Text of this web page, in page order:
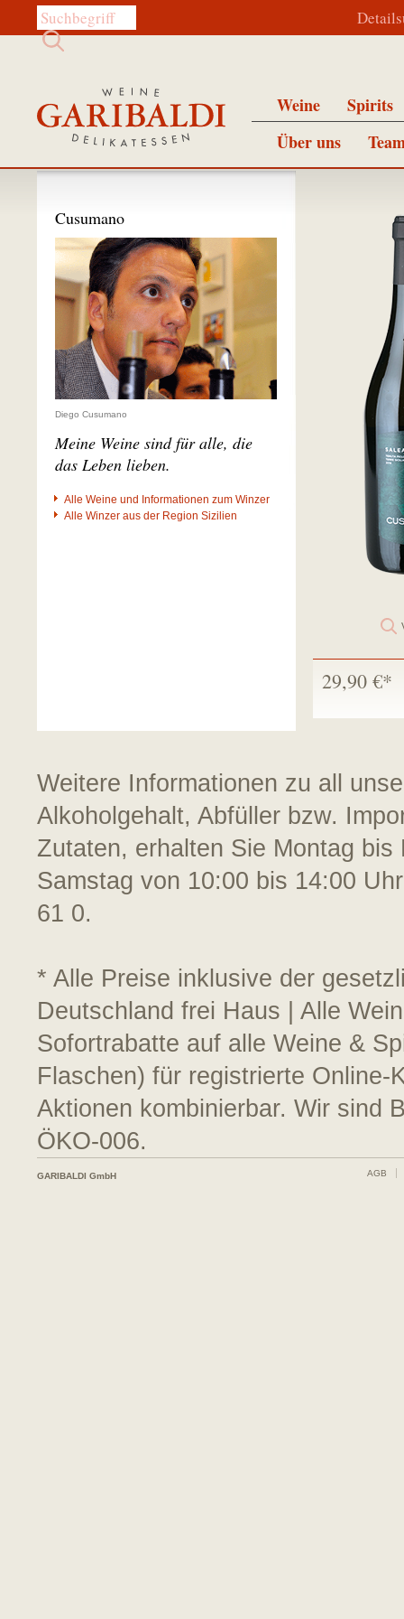
Diese Website durchsuchen:
Weine
Spirits
Über uns
29,90 €*
Cusumano
Diego Cusumano
Meine Weine sind für alle, die
das Leben lieben.
Alle Weine und Informationen zum Winzer
Alle Winzer aus der Region Sizilien
Weitere Informationen zu all
Alkoholgehalt, Abfüller bzw.
Zutaten, erhalten Sie Montag
Samstag von 10:00 bis 14:00
61 0.
* Alle Preise inklusive der
Deutschland frei Haus | Alle
Sofortrabatte auf alle Weine &
Flaschen) für registrierte
Aktionen kombinierbar. Wir sind
ÖKO-006.
GARIBALDI GmbH AGB